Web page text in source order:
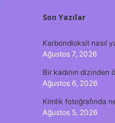
Son Yazılar
Karbondioksit nasıl
Ağustos 7, 2026
Bir kadının dizinden
Ağustos 6, 2026
Kimlik fotoğrafında
Ağustos 5, 2026